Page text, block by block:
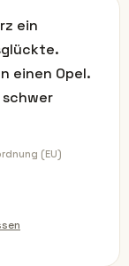
ein
einen Opel.
schwer
(EU)